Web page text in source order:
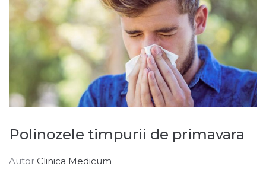
Polinozele timpurii de primavara
Autor Clinica Medicum